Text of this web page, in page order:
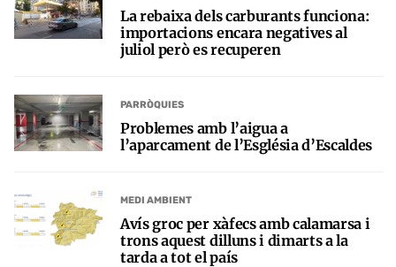
La rebaixa dels carburants funciona:
importacions encara negatives al
juliol però es recuperen
PARRÒQUIES
Problemes amb l’aigua a
l’aparcament de l’Església d’Escaldes
MEDI AMBIENT
Avís groc per xàfecs amb calamarsa i
trons aquest dilluns i dimarts a la
tarda a tot el país